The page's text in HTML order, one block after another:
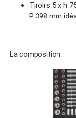
Tiroirs 5 x h
P 398 mm
La composition :